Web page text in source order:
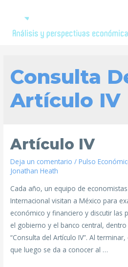
Consulta
Artículo IV
Artículo IV
Deja un comentario /Pulso
Jonathan Heath
Cada año, un equipo de
Internacional visitan a México para
económico y financiero y discutir las
el gobierno y el banco central,
“Consulta del Artículo IV”. Al
que luego se da a conocer al …